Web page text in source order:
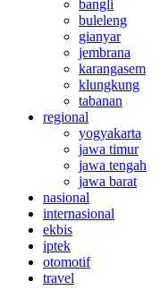
bangli
buleleng
gianyar
jembrana
karangasem
klungkung
tabanan
regional
yogyakarta
jawa timur
jawa tengah
jawa barat
nasional
internasional
ekbis
iptek
otomotif
travel